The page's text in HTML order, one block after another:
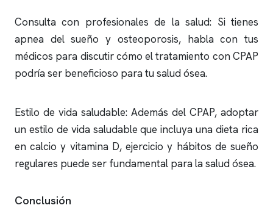
Consulta con profesionales de la salud: Si tienes
apnea del sueño y osteoporosis, habla con tus
médicos para discutir cómo el tratamiento con CPAP
podría ser beneficioso para tu salud ósea.
Estilo de vida saludable: Además del CPAP, adoptar
un estilo de vida saludable que incluya una dieta rica
en calcio y vitamina D, ejercicio y hábitos de sueño
regulares puede ser fundamental para la salud ósea.
Conclusión